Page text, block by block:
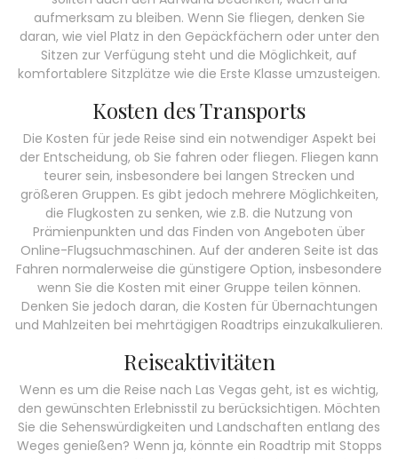
aufmerksam zu bleiben. Wenn Sie fliegen, denken Sie
daran, wie viel Platz in den Gepäckfächern oder unter den
Sitzen zur Verfügung steht und die Möglichkeit, auf
komfortablere Sitzplätze wie die Erste Klasse umzusteigen.
Kosten des Transports
Die Kosten für jede Reise sind ein notwendiger Aspekt bei
der Entscheidung, ob Sie fahren oder fliegen. Fliegen kann
teurer sein, insbesondere bei langen Strecken und
größeren Gruppen. Es gibt jedoch mehrere Möglichkeiten,
die Flugkosten zu senken, wie z.B. die Nutzung von
Prämienpunkten und das Finden von Angeboten über
Online-Flugsuchmaschinen. Auf der anderen Seite ist das
Fahren normalerweise die günstigere Option, insbesondere
wenn Sie die Kosten mit einer Gruppe teilen können.
Denken Sie jedoch daran, die Kosten für Übernachtungen
und Mahlzeiten bei mehrtägigen Roadtrips einzukalkulieren.
Reiseaktivitäten
Wenn es um die Reise nach Las Vegas geht, ist es wichtig,
den gewünschten Erlebnisstil zu berücksichtigen. Möchten
Sie die Sehenswürdigkeiten und Landschaften entlang des
Weges genießen? Wenn ja, könnte ein Roadtrip mit Stopps